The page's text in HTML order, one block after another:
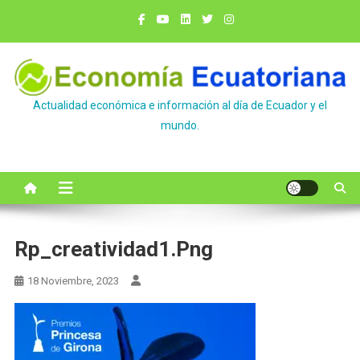
Actualidad económica e información al día de Ecuador y el
mundo.
Rp_creatividad1.png
18 Noviembre, 2023